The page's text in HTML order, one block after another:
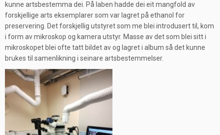
kunne artsbestemma dei. På laben hadde dei eit mangfold av
forskjellige arts eksemplarer som var lagret på ethanol for
preservering. Det forskjellig utstyret som me blei introdusert til, kom
i form av mikroskop og kamera utstyr. Masse av det som blei sitt i
mikroskopet blei ofte tatt bildet av og lagret i album så det kunne
brukes til samenlikning i seinare artsbestemmelser.